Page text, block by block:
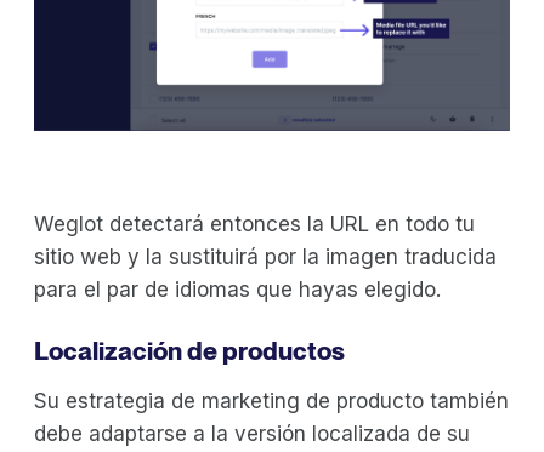
Weglot detectará entonces la URL en todo tu
sitio web y la sustituirá por la imagen traducida
para el par de idiomas que hayas elegido.
Localización de productos
Su estrategia de marketing de producto también
debe adaptarse a la versión localizada de su